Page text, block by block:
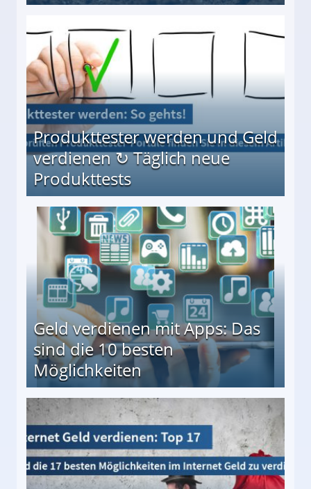
Produkttester werden und Geld
verdienen ↻ Täglich neue
Produkttests
↻ Täglich neue Produkttests
Geld verdienen mit Apps: Das
sind die 10 besten
Möglichkeiten
besten Möglichkeiten